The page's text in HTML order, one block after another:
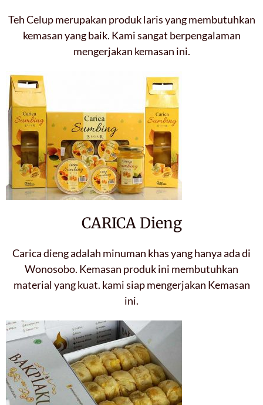
Teh Celup merupakan produk laris yang membutuhkan
kemasan yang baik. Kami sangat berpengalaman
mengerjakan kemasan ini.
CARICA Dieng
Carica dieng adalah minuman khas yang hanya ada di
Wonosobo. Kemasan produk ini membutuhkan
material yang kuat. kami siap mengerjakan Kemasan
ini.